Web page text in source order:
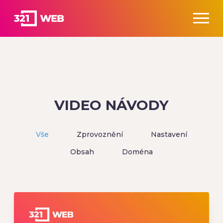
VIDEO NÁVODY
Vše Zprovoznění
Nastavení
Obsah
Doména